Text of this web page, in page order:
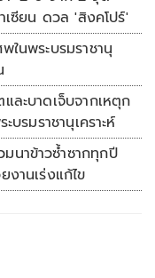
เซียน ดวล 'สิงคโปร์'
ในพระบรมราชานุ
ละบาดเจ็บจากเหตุก
บรมราชานุเคราะห์
นาข้าวซ้ำซากทุกปี
งานเร่งแก้ไข